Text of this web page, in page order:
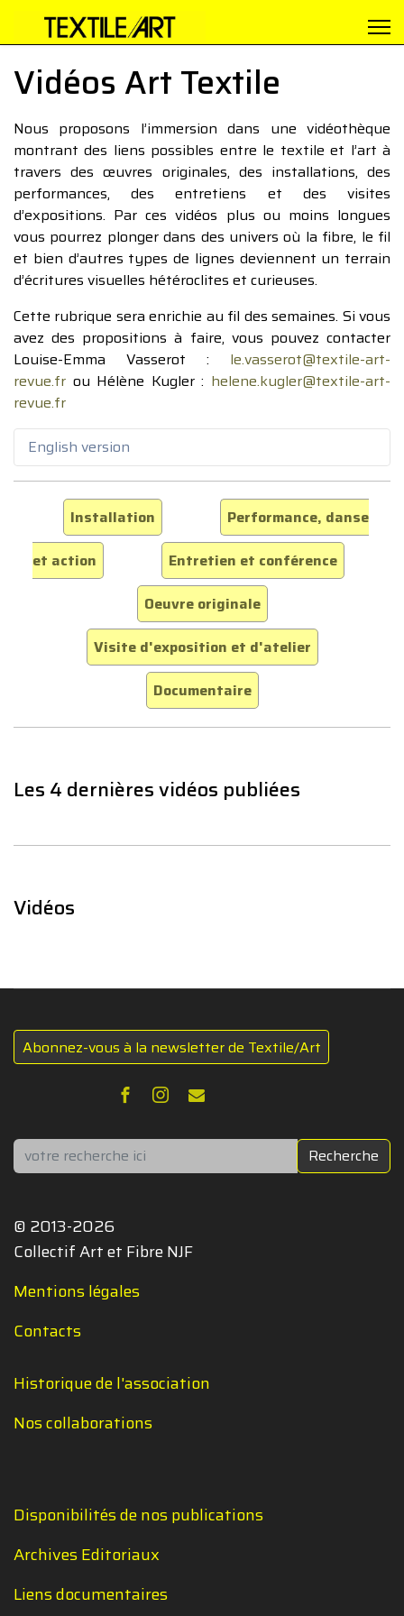
Vidéos Art Textile
Nous proposons l’immersion dans une vidéothèque
montrant des liens possibles entre le textile et l’art à
travers des œuvres originales, des installations, des
performances, des entretiens et des visites
d’expositions. Par ces vidéos plus ou moins longues
vous pourrez plonger dans des univers où la fibre, le fil
et bien d’autres types de lignes deviennent un terrain
d’écritures visuelles hétéroclites et curieuses.
Cette rubrique sera enrichie au fil des semaines. Si vous
avez des propositions à faire, vous pouvez contacter
Louise-Emma Vasserot : le.vasserot@textile-art-
revue.fr ou Hélène Kugler : helene.kugler@textile-art-
revue.fr
English version
Installation
Performance, danse
et action
Entretien et conférence
Oeuvre originale
Visite d'exposition et d'atelier
Documentaire
Les 4 dernières vidéos publiées
Vidéos
Abonnez-vous à la newsletter de Textile/Art
Rechercher Recherche
© 2013-2026
Collectif Art et Fibre NJF
Mentions légales
Contacts
Historique de l'association
Nos collaborations
Disponibilités de nos publications
Archives Editoriaux
Liens documentaires